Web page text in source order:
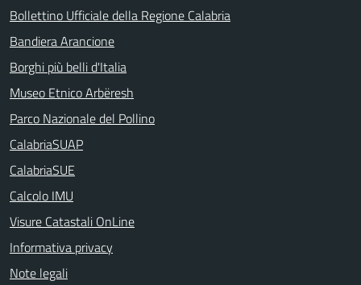
Bollettino Ufficiale della Regione Calabria
Bandiera Arancione
Borghi più belli d'Italia
Museo Etnico Arbëresh
Parco Nazionale del Pollino
CalabriaSUAP
CalabriaSUE
Calcolo IMU
Visure Catastali OnLine
Informativa privacy
Note legali